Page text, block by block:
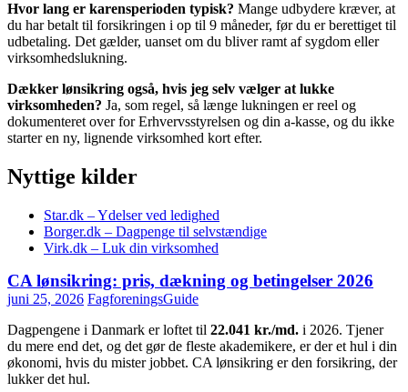
Hvor lang er karensperioden typisk? Mange udbydere kræver, at
du har betalt til forsikringen i op til 9 måneder, før du er berettiget til
udbetaling. Det gælder, uanset om du bliver ramt af sygdom eller
virksomhedslukning.
Dækker lønsikring også, hvis jeg selv vælger at lukke
virksomheden? Ja, som regel, så længe lukningen er reel og
dokumenteret over for Erhvervsstyrelsen og din a-kasse, og du ikke
starter en ny, lignende virksomhed kort efter.
Nyttige kilder
Star.dk – Ydelser ved ledighed
Borger.dk – Dagpenge til selvstændige
Virk.dk – Luk din virksomhed
CA lønsikring: pris, dækning og betingelser 2026
juni 25, 2026 FagforeningsGuide
Dagpengene i Danmark er loftet til 22.041 kr./md. i 2026. Tjener
du mere end det, og det gør de fleste akademikere, er der et hul i din
økonomi, hvis du mister jobbet. CA lønsikring er den forsikring, der
lukker det hul.